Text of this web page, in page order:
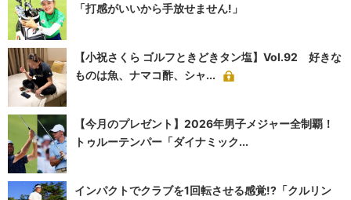
「打感がいいから手放せません!」
【小祝さくら ゴルフときどきタン塩】Vol.92 好きな
ものは魚、ナマコ酢、シャ...
【今月のプレゼント】2026年男子メジャー全制覇！
トゥルーテンパー「ダイナミック...
インパクトでクラブを1回転させる感覚!?「クルリン